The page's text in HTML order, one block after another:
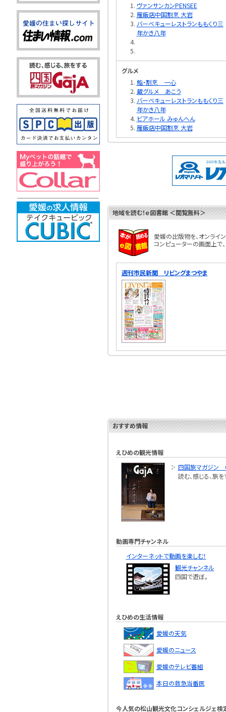
ヴァンサンカンPENSEE
雁飯店中国割烹 大岩
バーベキューレストランももくり三
年かき八年
グルメ
鮨・割烹 一心
蔵グルメ あこう
バーベキューレストランももくり三
年かき八年
ビアホール みゅんへん
雁飯店中国割烹 大岩
地域を読む！ｅ図書館＜閲覧無料＞
愛媛の出版物を、オンライ
コンピューターの画面上で
週刊市民新聞 リビングまつやま
おすすめ情報
えひめの観光情報
四国旅マガジン
読む、感じる、旅を
動画専門チャンネル
インターネットで動画を楽しむ！
観光チャンネル
四国で遊ぼ。
えひめの生活情報
愛媛の天気
愛媛のニュース
愛媛のテレビ番組
本日の救急当番医
今人気の松山観光文化コンシェルジェ検